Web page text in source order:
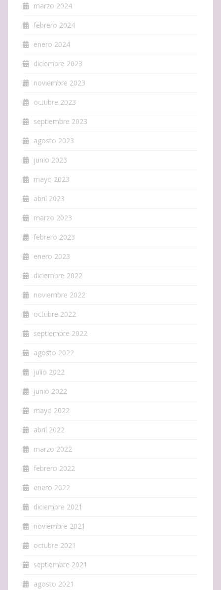
marzo 2024
febrero 2024
enero 2024
diciembre 2023
noviembre 2023
octubre 2023
septiembre 2023
agosto 2023
junio 2023
mayo 2023
abril 2023
marzo 2023
febrero 2023
enero 2023
diciembre 2022
noviembre 2022
octubre 2022
septiembre 2022
agosto 2022
julio 2022
junio 2022
mayo 2022
abril 2022
marzo 2022
febrero 2022
enero 2022
diciembre 2021
noviembre 2021
octubre 2021
septiembre 2021
agosto 2021